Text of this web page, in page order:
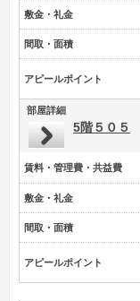
敷金・礼金
間取・面積
アピールポイント
部屋詳細
5階５０５
賃料・管理費・共益費
敷金・礼金
間取・面積
アピールポイント